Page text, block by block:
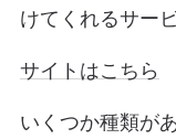
けてくれるサー
サイトはこちら
いくつか種類が